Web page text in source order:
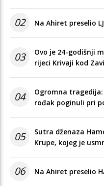
02 Na Ahiret preselio
03
Ovo je 24-godišnji
rijeci Krivaji kod
04
Ogromna
rođak poginuli pri
05
Sutra dženaza
Krupe, kojeg je
06 Na Ahiret preselio